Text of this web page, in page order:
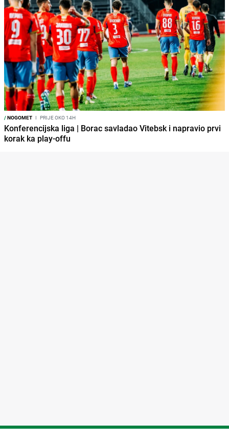
/NOGOMET I PRIJE OKO 14H
Konferencijska liga | Borac savladao Vitebsk i napravio prvi
korak ka play-offu